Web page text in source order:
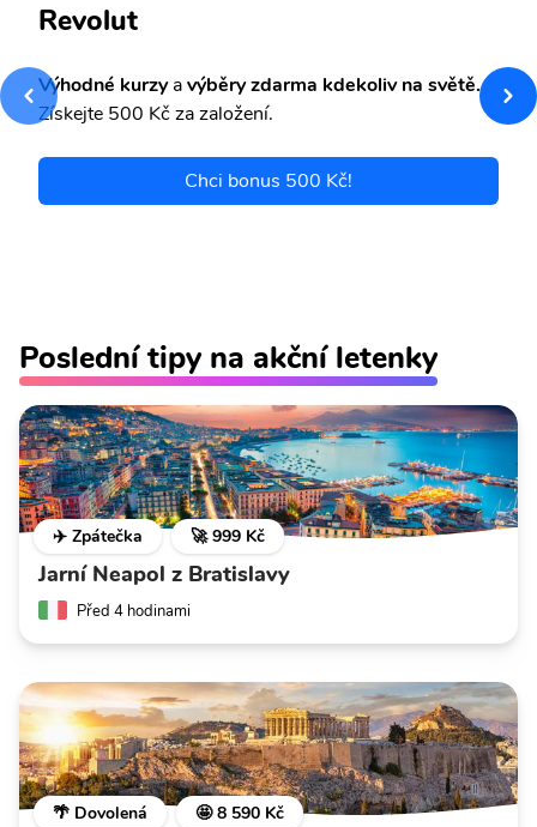
Revolut
Výhodné kurzyavýběry zdarma kdekoliv na světě.
Získejte 500 Kč za založení.
Chci bonus 500 Kč!
Poslední tipy na akční letenky
✈️ Zpátečka 🚀 999 Kč
Jarní Neapol z Bratislavy
Před 4 hodinami
🌴 Dovolená 🤩 8 590 Kč